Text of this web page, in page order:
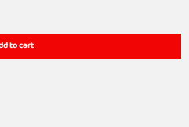
to cart